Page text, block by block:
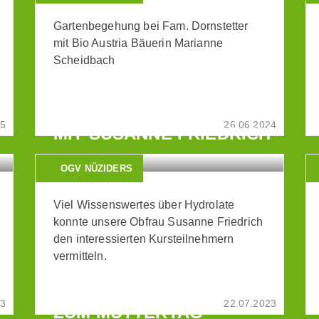
Gartenbegehung bei Fam. Dornstetter
mit Bio Austria Bäuerin Marianne
Scheidbach
26.06.2024
MIT SUSANNE FRIEDRICH
OGV NÜZIDERS
Viel Wissenswertes über Hydrolate
konnte unsere Obfrau Susanne Friedrich
den interessierten Kursteilnehmern
vermitteln.
22.07.2023
ZUM MUTTERTAG